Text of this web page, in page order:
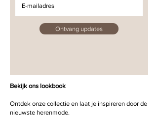
Ontvang updates
Bekijk ons lookbook
Ontdek onze collectie en laat je inspireren door de
nieuwste herenmode.